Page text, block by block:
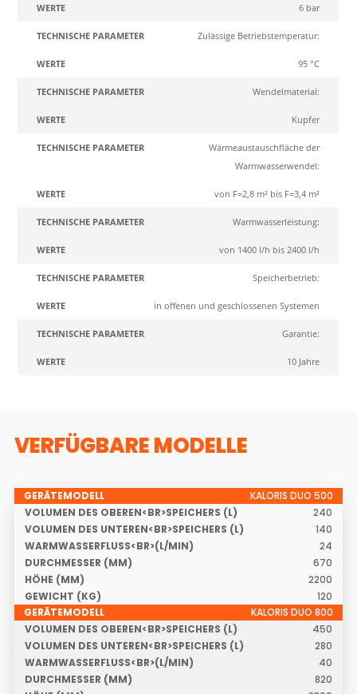
6 bar
Zulässige Betriebstemperatur:
95 °C
Wendelmaterial:
Kupfer
Wärmeaustauschfläche der
Warmwasserwendel:
von F=2,8 m² bis F=3,4 m²
Warmwasserleistung:
von 1400 l/h bis 2400 l/h
Speicherbetrieb:
in offenen und geschlossenen Systemen
Garantie:
10 Jahre
VERFÜGBARE MODELLE
GERÄTEMODELL
VOLUMEN DES
OBEREN<BR>SPEICHERS
(L)
VOLUMEN
KALORIS DUO 500
240
140
24
670
2200
120
KALORIS DUO 800
450
280
40
820